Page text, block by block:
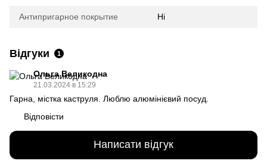
Антипригарное покрытие Ні
Відгуки 1
Ольга Великодна
21.03.2024 в 15:29
Гарна, містка каструля. Люблю алюмінієвий посуд.
Відповісти
Написати відгук